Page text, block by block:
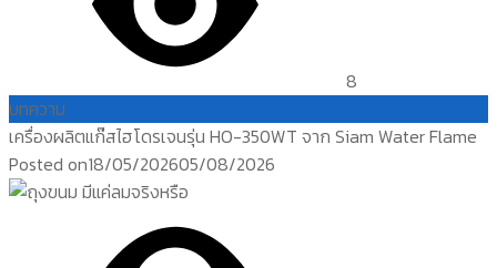
8
บทความ
เครื่องผลิตแก๊สไฮโดรเจนรุ่น HO-350WT จาก Siam Water Flame
Posted on18/05/202605/08/2026